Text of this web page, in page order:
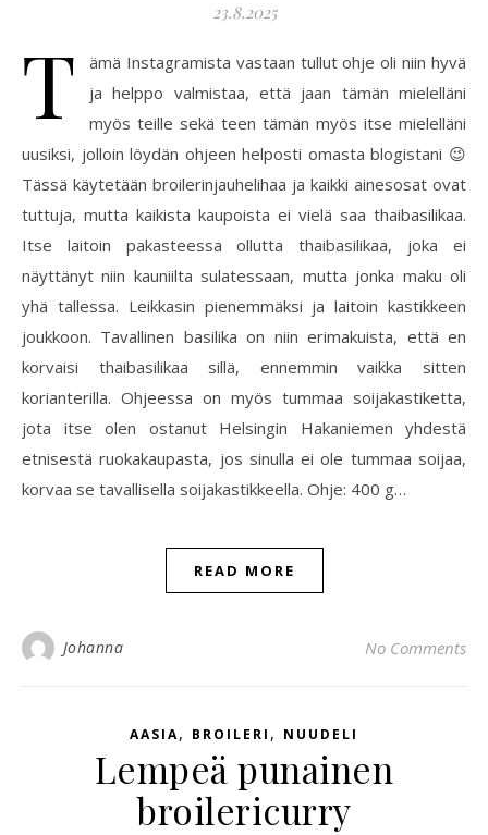
23.8.2025
T
ämä Instagramista vastaan tullut ohje oli niin hyvä
ja helppo valmistaa, että jaan tämän mielelläni
myös teille sekä teen tämän myös itse mielelläni
uusiksi, jolloin löydän ohjeen helposti omasta blogistani 😉
Tässä käytetään broilerinjauhelihaa ja kaikki ainesosat ovat
tuttuja, mutta kaikista kaupoista ei vielä saa thaibasilikaa.
Itse laitoin pakasteessa ollutta thaibasilikaa, joka ei
näyttänyt niin kauniilta sulatessaan, mutta jonka maku oli
yhä tallessa. Leikkasin pienemmäksi ja laitoin kastikkeen
joukkoon. Tavallinen basilika on niin erimakuista, että en
korvaisi thaibasilikaa sillä, ennemmin vaikka sitten
korianterilla. Ohjeessa on myös tummaa soijakastiketta,
jota itse olen ostanut Helsingin Hakaniemen yhdestä
etnisestä ruokakaupasta, jos sinulla ei ole tummaa soijaa,
korvaa se tavallisella soijakastikkeella. Ohje: 400 g…
READ MORE
Johanna No Comments
AASIA, BROILERI , NUUDELI
Lempeä punainen
broilericurry